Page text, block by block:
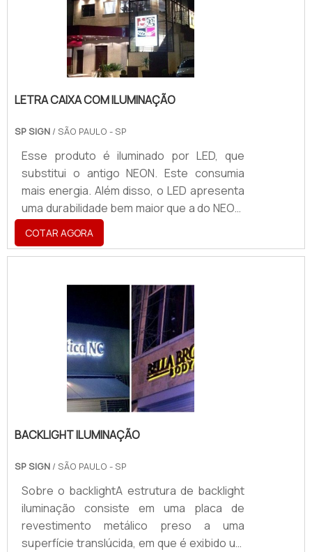
LETRA CAIXA COM ILUMINAÇÃO
SP SIGN / SÃO PAULO - SP
Esse produto é iluminado por LED, que
substitui o antigo NEON. Este consumia
mais energia. Além disso, o LED apresenta
uma durabilidade bem maior que a do NEON.
A letra caixa com iluminação é, basicamente
uma caixa que possui cada letra iluminada.
O produto costuma ser fabricado nos
Aço inox polido; Aço galvanizado; E
alumínio.Saiba mais sobre esse produtoA
letra caixa iluminada possui suas letras com
o lado aberto, voltado para o espectador.
Têm face de a.
COTAR AGORA
BACKLIGHT ILUMINAÇÃO
SP SIGN / SÃO PAULO - SP
Sobre o backlightA estrutura de backlight
iluminação consiste em uma placa de
revestimento metálico preso a uma
superfície translúcida, em que é exibido um